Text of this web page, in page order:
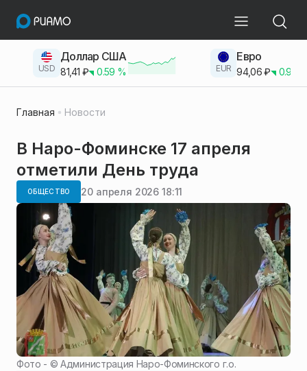
USD
Доллар США
81,41 ₽ 0.59 % EUR
Евро
94,06₽ 0.93
Главная Новости
В Наро-Фоминске 17 апреля
отметили День труда
ОБЩЕСТВО 20 апреля 2026 18:11
Фото - ©Администрация Наро-Фоминского г.о.